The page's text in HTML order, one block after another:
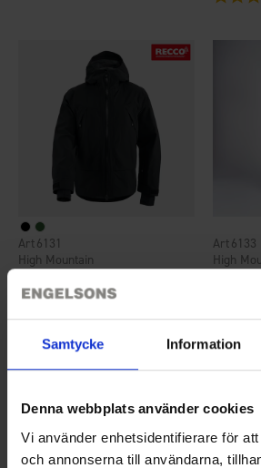
Samtycke Information
Denna webbplats använder cookies
Vi använder enhetsidentifierare för
och annonserna till användarna,
Herren Skijacke Alperna 3L
High Mountain
6131
159 €
High
6133
139